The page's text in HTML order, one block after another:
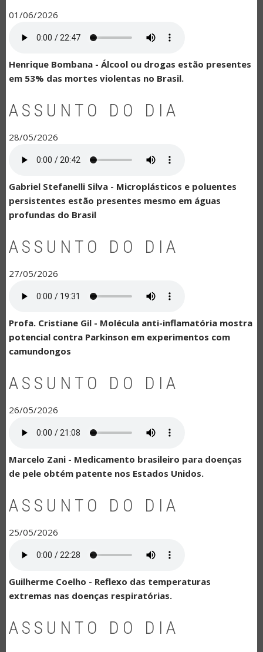
01/06/2026
Henrique Bombana - Álcool ou drogas estão presentes
em 53% das mortes violentas no Brasil.
ASSUNTO DO DIA
28/05/2026
Gabriel Stefanelli Silva - Microplásticos e poluentes
persistentes estão presentes mesmo em águas
profundas do Brasil
ASSUNTO DO DIA
27/05/2026
Profa. Cristiane Gil - Molécula anti-inflamatória mostra
potencial contra Parkinson em experimentos com
camundongos
ASSUNTO DO DIA
26/05/2026
Marcelo Zani - Medicamento brasileiro para doenças
de pele obtém patente nos Estados Unidos.
ASSUNTO DO DIA
25/05/2026
Guilherme Coelho - Reflexo das temperaturas
extremas nas doenças respiratórias.
ASSUNTO DO DIA